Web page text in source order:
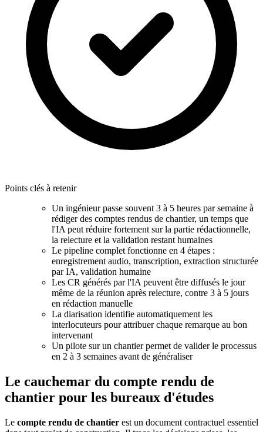
Points clés à retenir
Un ingénieur passe souvent 3 à 5 heures par semaine à
rédiger des comptes rendus de chantier, un temps que
l'IA peut réduire fortement sur la partie rédactionnelle,
la relecture et la validation restant humaines
Le pipeline complet fonctionne en 4 étapes :
enregistrement audio, transcription, extraction structurée
par IA, validation humaine
Les CR générés par l'IA peuvent être diffusés le jour
même de la réunion après relecture, contre 3 à 5 jours
en rédaction manuelle
La diarisation identifie automatiquement les
interlocuteurs pour attribuer chaque remarque au bon
intervenant
Un pilote sur un chantier permet de valider le processus
en 2 à 3 semaines avant de généraliser
Le cauchemar du compte rendu de
chantier pour les bureaux d'études
Le compte rendu de chantier est un document contractuel essentiel